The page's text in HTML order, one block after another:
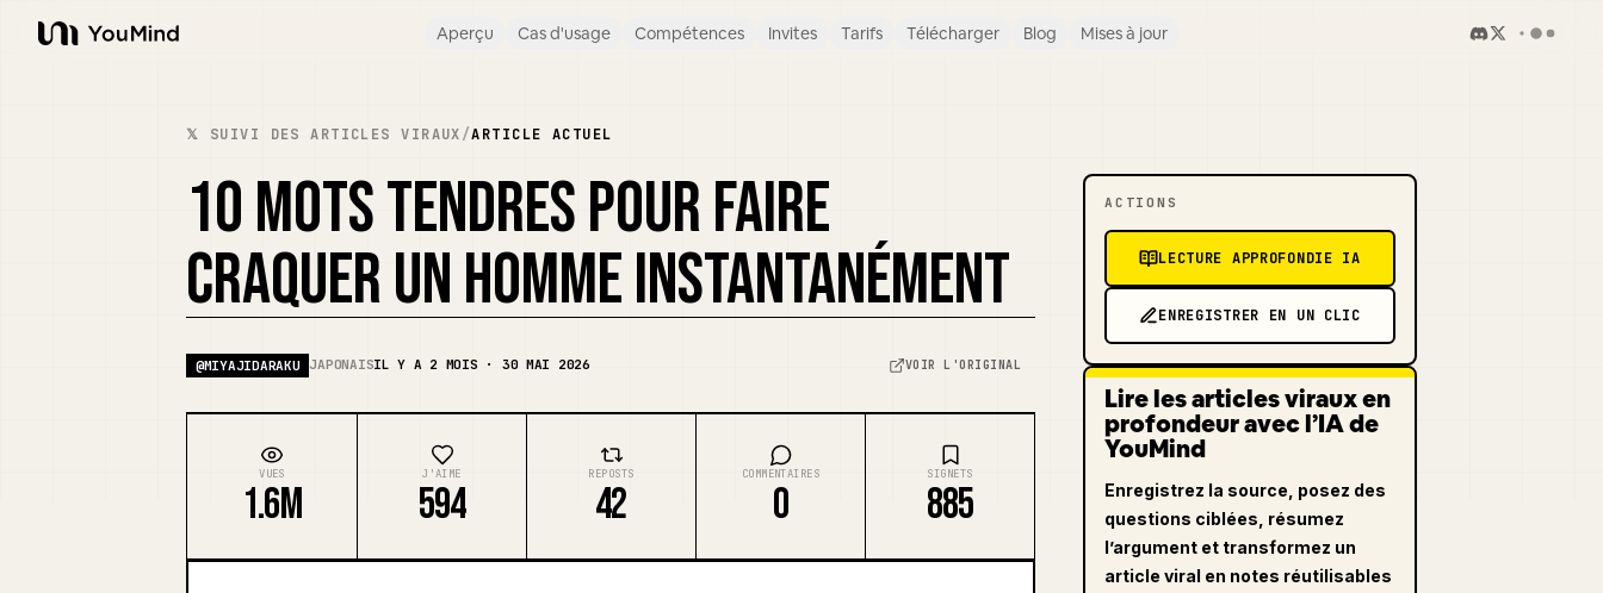
YouMind
Aperçu Cas d'usage Compétences Invites Tarifs Télécharger Blog Mises à jour
𝕏 SUIVI DES ARTICLES VIRAUX/ARTICLE ACTUEL
10 MOTS TENDRES POUR FAIRE
CRAQUER UN HOMME INSTANTANÉMENT
@MIYAJIDARAKU JAPONAISIL Y A 2 MOIS · 30 MAI 2026 VOIR L'ORIGINAL
VUES
1.6M
J'AIME
594
REPOSTS
42
COMMENTAIRES
0
SIGNETS
885
ACTIONS
LECTURE APPROFONDIE IA
ENREGISTRER EN UN CLIC
Lire les articles viraux en
profondeur avec l’IA de
YouMind
Enregistrez la source, posez des
questions ciblées, résumez
l’argument et transformez un
article viral en notes réutilisables